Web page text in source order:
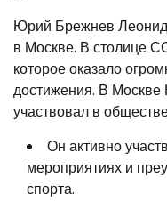
Юрий Брежнев
в Москве. В столице
которое оказало
достижения. В
участвовал в
Он активно
мероприятиях и
спорта.